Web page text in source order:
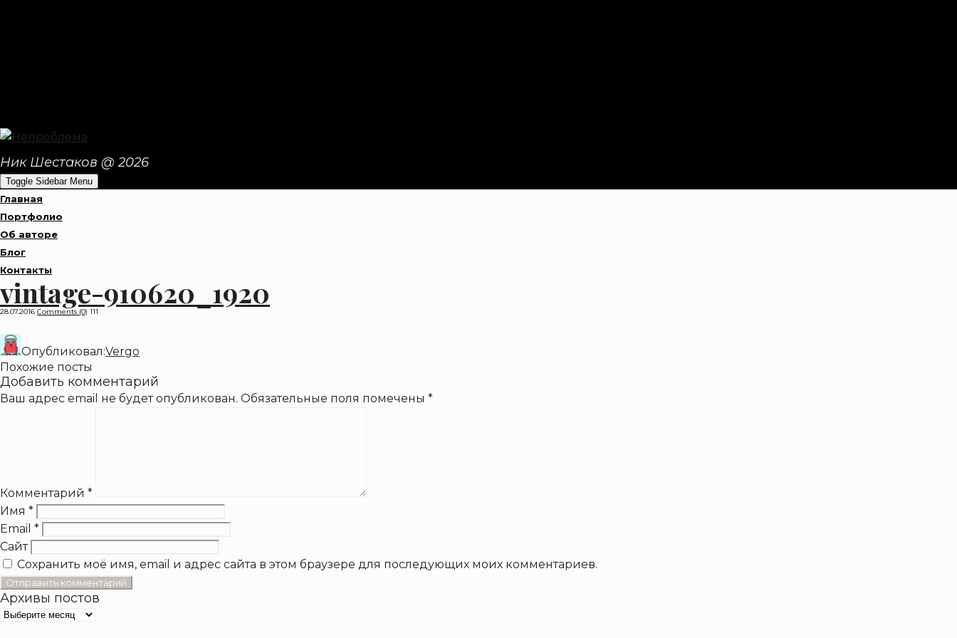
Ник Шестаков @ 2026
Toggle Sidebar Menu
Главная
Портфолио
Об авторе
Блог
Контакты
vintage-910620_1920
28.07.2016 Comments (0) 111
Опубликовал:Vergo
Похожие посты
Добавить комментарий
Ваш адрес email не будет опубликован. Обязательные поля помечены *
Комментарий *
Имя *
Email *
Сайт
Сохранить моё имя, email и адрес сайта в этом браузере для последующих моих комментариев.
Архивы постов
Архивы